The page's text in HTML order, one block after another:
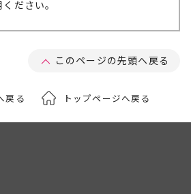
ださい。
このページの先頭へ戻る
戻る トップページへ戻る